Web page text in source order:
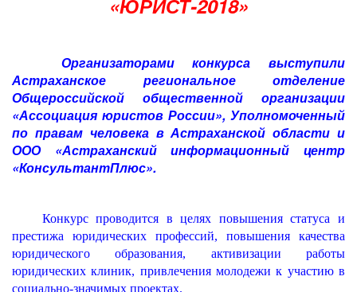
«ЮРИСТ-2018»
Организаторами конкурса выступили
Астраханское региональное отделение
Общероссийской общественной организации
«Ассоциация юристов России», Уполномоченный
по правам человека в Астраханской области и
ООО «Астраханский информационный центр
«КонсультантПлюс».
Конкурс проводится в целях повышения статуса и
престижа юридических профессий, повышения качества
юридического образования, активизации работы
юридических клиник, привлечения молодежи к участию в
социально-значимых проектах.